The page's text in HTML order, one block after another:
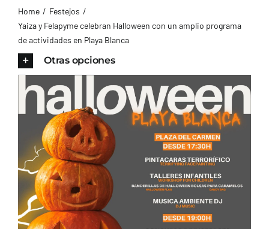
AYUNTAMIENTO
TURISMO
CONTACTO
Home
Festejos
Yaiza y Felapyme celebran Halloween con un amplio programa
de actividades en Playa Blanca
Otras opciones